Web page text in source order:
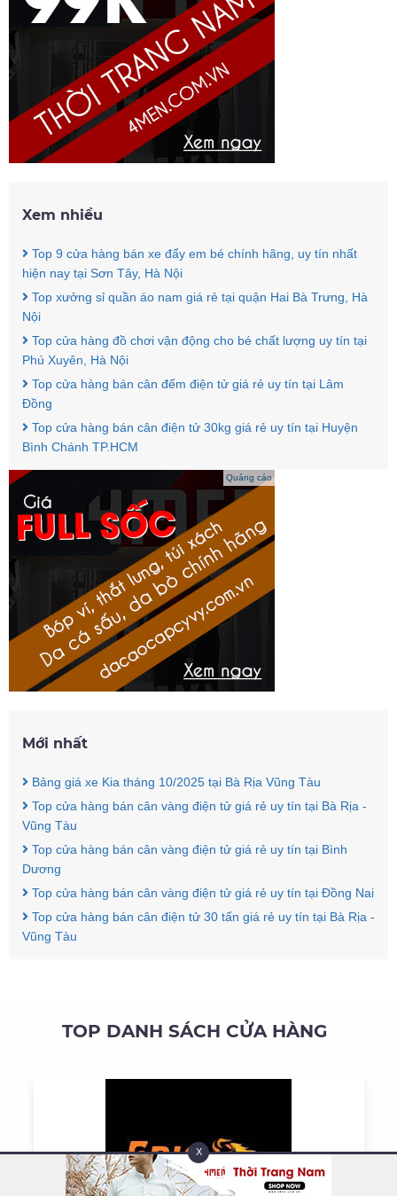
Xem nhiều
Top 9 cửa hàng bán xe đẩy em bé chính hãng, uy tín nhất
hiện nay tại Sơn Tây, Hà Nội
Top xưởng sỉ quần áo nam giá rẻ tại quận Hai Bà Trưng, Hà
Nội
Top cửa hàng đồ chơi vận động cho bé chất lượng uy tín tại
Phú Xuyên, Hà Nội
Top cửa hàng bán cân đếm điện tử giá rẻ uy tín tại Lâm
Đồng
Top cửa hàng bán cân điện tử 30kg giá rẻ uy tín tại Huyện
Bình Chánh TP.HCM
Quảng cáo
Mới nhất
Bảng giá xe Kia tháng 10/2025 tại Bà Rịa Vũng Tàu
Top cửa hàng bán cân vàng điện tử giá rẻ uy tín tại Bà Rịa -
Vũng Tàu
Top cửa hàng bán cân vàng điện tử giá rẻ uy tín tại Bình
Dương
Top cửa hàng bán cân vàng điện tử giá rẻ uy tín tại Đồng Nai
Top cửa hàng bán cân điện tử 30 tấn giá rẻ uy tín tại Bà Rịa -
Vũng Tàu
TOP DANH SÁCH CỬA HÀNG
X